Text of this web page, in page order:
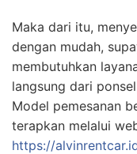
Maka dari itu,
dengan mudah,
membutuhkan
langsung dari
Model pemesanan
terapkan melalui
https://